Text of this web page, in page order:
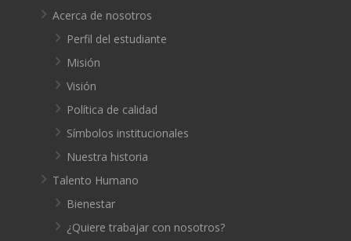
Acerca de nosotros
Perfil del estudiante
Misión
Visión
Política de calidad
Símbolos institucionales
Nuestra historia
Talento Humano
Bienestar
¿Quiere trabajar con nosotros?